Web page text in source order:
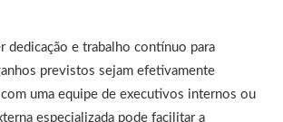
dedicação e trabalho contínuo para
previstos sejam efetivamente
uma equipe de executivos internos ou
especializada pode facilitar a